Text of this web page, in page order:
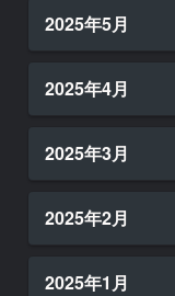
2025年5月
2025年4月
2025年3月
2025年2月
2025年1月